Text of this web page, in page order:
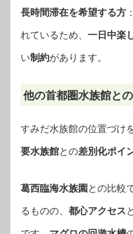
長時間滞在を希望する方 ：
れているため、 一日中楽
い制約があります。
他の首都圏水族館と
すみだ水族館の位置づけ
要水族館との差別化ポイ
葛西臨海水族園 との比較
るものの、 都心アクセスと